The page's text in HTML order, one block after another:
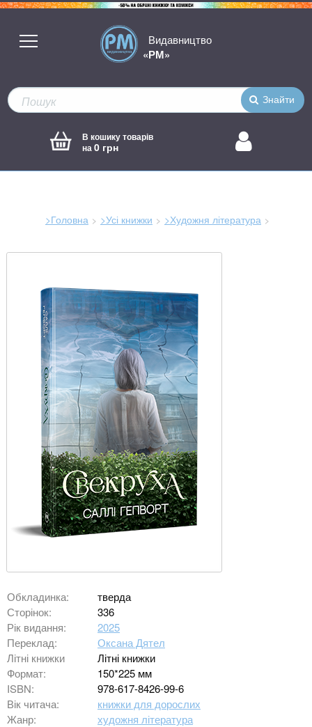
Видавництво
«РМ»
Знайти
В кошику товарів
на0 грн
>Головна >Усі книжки
>Художня література
тут:
Обкладинка:
тверда
Сторінок:
336
Рік видання:
2025
Переклад:
Оксана Дятел
Літні книжки
Літні книжки
Формат:
150*225 мм
ISBN:
978-617-8426-99-6
Вік читача:
книжки для дорослих
Жанр:
художня література